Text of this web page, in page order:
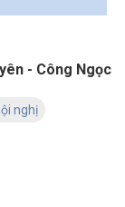
- Công Ngọc
nghị